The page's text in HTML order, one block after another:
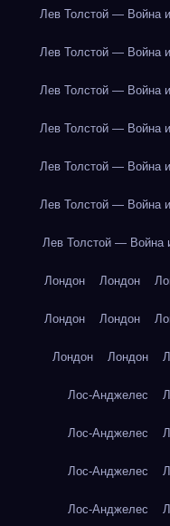
Лев Толстой — Война
Лев Толстой — Война
Лев Толстой — Война
Лев Толстой — Война
Лев Толстой — Война
Лев Толстой — Война
Лев Толстой — Война
Лондон Лондон
Лондон Лондон
Лондон Лондон
Лос-Анджелес
Лос-Анджелес
Лос-Анджелес
Лос-Анджелес